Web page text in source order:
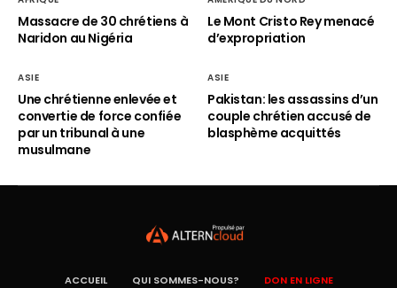
Massacre de 30 chrétiens à
Naridon au Nigéria
Le Mont Cristo Rey menacé
d’expropriation
ASIE
Une chrétienne enlevée et
convertie de force confiée
par un tribunal à une
musulmane
ASIE
Pakistan: les assassins d’un
couple chrétien accusé de
blasphème acquittés
ACCUEIL QUI SOMMES-NOUS? DON EN LIGNE